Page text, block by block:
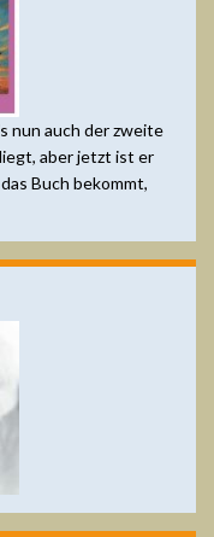
nun auch der zweite
aber jetzt ist er
Buch bekommt,